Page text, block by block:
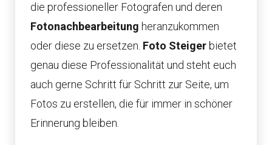
die professioneller Fotografen und deren
Fotonachbearbeitung heranzukommen
oder diese zu ersetzen. Foto Steiger​ bietet
genau diese Professionalität und steht euch
auch gerne Schritt für Schritt zur Seite, um
Fotos zu erstellen, die für immer in schöner
Erinnerung bleiben.